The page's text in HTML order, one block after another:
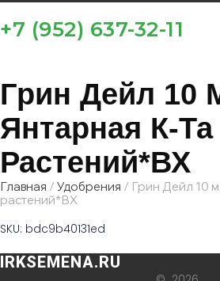
+7 (952) 637-32-11
Грин Дейл 10
Янтарная К-
Растений*ВХ
Главная / Удобрения / Грин Дейл 10
растений*ВХ
SKU: bdc9b40131ed
IRKSEMENA.RU